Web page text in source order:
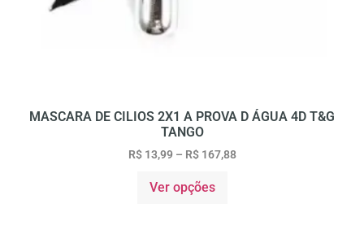
MASCARA DE CILIOS 2X1 A PROVA D ÁGUA 4D T&G
TANGO
R$13,99 – R$167,88
Ver opções